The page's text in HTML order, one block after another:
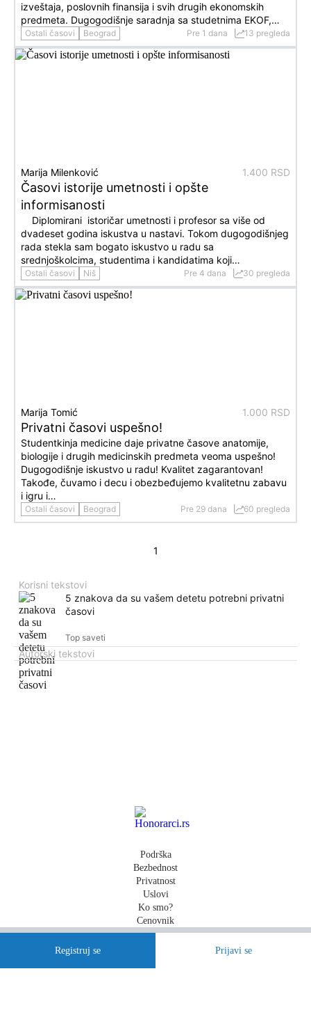
Registruj se Prijavi se
izveštaja, poslovnih finansija i svih drugih ekonomskih
predmeta. Dugogodišnje saradnja sa studetnima EKOF,…
Ostali časovi Beograd Pre 1 dana 13 pregleda
Marija Milenković 1.400 RSD
Časovi istorije umetnosti i opšte
informisanosti
Diplomirani istoričar umetnosti i profesor sa više od
dvadeset godina iskustva u nastavi. Tokom dugogodišnjeg
rada stekla sam bogato iskustvo u radu sa
srednjoškolcima, studentima i kandidatima koji…
Ostali časovi Niš Pre 4 dana 30 pregleda
Marija Tomić 1.000 RSD
Privatni časovi uspešno!
Studentkinja medicine daje privatne časove anatomije,
biologije i drugih medicinskih predmeta veoma uspešno!
Dugogodišnje iskustvo u radu! Kvalitet zagarantovan!
Takođe, čuvamo i decu i obezbeđujemo kvalitetnu zabavu
i igru i…
Ostali časovi Beograd Pre 29 dana 60 pregleda
1
Korisni tekstovi
5 znakova da su vašem detetu potrebni privatni
časovi
Top saveti
Autorski tekstovi
Podrška
Bezbednost
Privatnost
Uslovi
Ko smo?
Cenovnik
Sva prava zadržana 2014-2026 HONORARCI D.O.O.